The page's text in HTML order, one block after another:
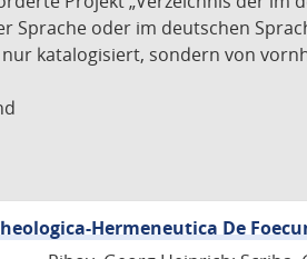
Sprache oder im deutschen
katalogisiert, sondern von
Hermeneutica De